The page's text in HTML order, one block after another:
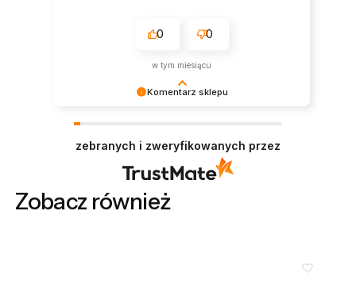
Komentarz sklepu
ponownie!
0 0
w tym miesiącu
zebranych i zweryfikowanych przez
Zobacz również